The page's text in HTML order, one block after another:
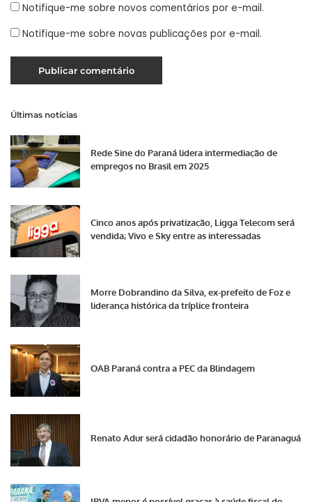
Notifique-me sobre novos comentários por e-mail.
Notifique-me sobre novas publicações por e-mail.
Últimas notícias
Rede Sine do Paraná lidera intermediação de
empregos no Brasil em 2025
Cinco anos após privatização, Ligga Telecom será
vendida; Vivo e Sky entre as interessadas
Morre Dobrandino da Silva, ex-prefeito de Foz e
liderança histórica da tríplice fronteira
OAB Paraná contra a PEC da Blindagem
Renato Adur será cidadão honorário de Paranaguá